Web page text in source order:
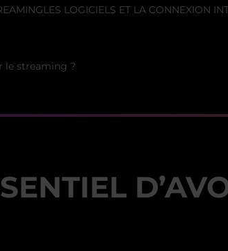
LES LOGICIELS ET LA CONNEXION
le streaming ?